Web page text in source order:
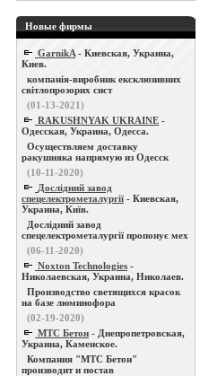
Новые фирмы
GarnikA - Киевская, Украина,
Киев.
компанія-виробник ексклюзивних
світлопрозорих сист
(01-13-2021)
RAKUSHNYAK UKRAINE -
Одесская, Украина, Одесса.
Осуществляем доставку
ракушняка напрямую из Одесск
(10-11-2020)
Дослідний завод
спецелектрометалургії - Киевская,
Украина, Київ.
Дослідний завод
спецелектрометалургії пропонує мех
(06-11-2020)
Noxton Technologies -
Николаевская, Украина, Николаев.
Производство светящихся красок
на базе люминофора
(02-19-2020)
МТС Бетон - Днепропетровская,
Украина, Каменское.
Компания "МТС Бетон"
производит и постав